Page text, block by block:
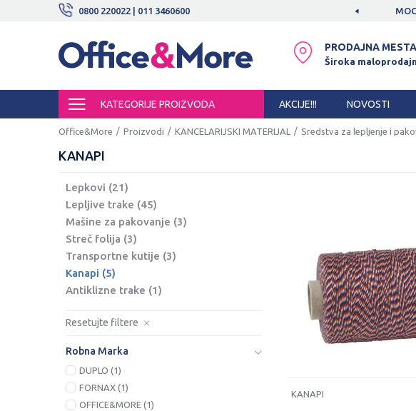
0800 220022 | 011 3460600
ISPORUKE! SIGURNO PLAĆANJE PLATNIM KARTICAMA!
PRODAJNA MESTA
Široka
KATEGORIJE PROIZVODA AKCIJE!!! NOVOSTI
Office&More Proizvodi KANCELARIJSKI MATERIJAL Sredstva za lepljenje i
KANAPI
Lepkovi (21)
Lepljive trake (45)
Mašine za pakovanje (3)
Streč folija (3)
Transportne kutije (3)
Kanapi (5)
Antiklizne trake (1)
Resetujte filtere
Robna Marka
DUPLO (1)
FORNAX (1)
OFFICE&MORE (1)
KANAPI